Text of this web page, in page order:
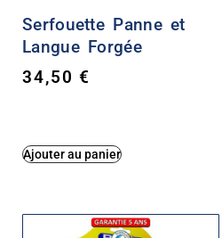
Serfouette Panne et
Langue Forgée
34,50€
Ajouter au panier